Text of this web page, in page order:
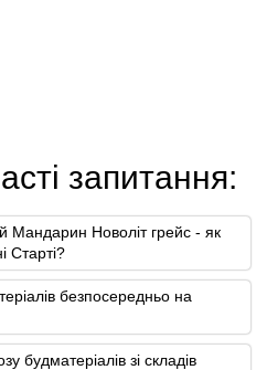
запитання:
Мандарин Новоліт грейс - як
Старті?
безпосередньо на
будматеріалів зі складів